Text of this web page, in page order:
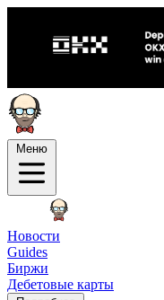
Меню
Новости
Guides
Биржи
Дебетовые карты